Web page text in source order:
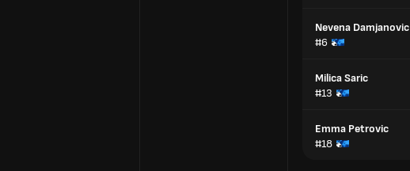
Nevena Damjanovic
#6
Milica Saric
#13
Emma Petrovic
#18